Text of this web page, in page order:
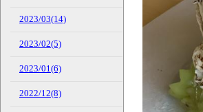
2023/03(14)
2023/02(5)
2023/01(6)
2022/12(8)